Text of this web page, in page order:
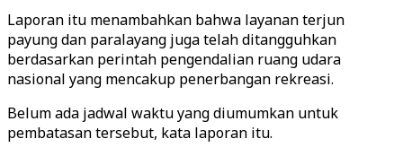
Laporan itu menambahkan bahwa layanan terjun
payung dan paralayang juga telah ditangguhkan
berdasarkan perintah pengendalian ruang udara
nasional yang mencakup penerbangan rekreasi.
Belum ada jadwal waktu yang diumumkan untuk
pembatasan tersebut, kata laporan itu.